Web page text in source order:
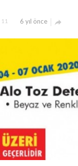
11 6 yıl önce 